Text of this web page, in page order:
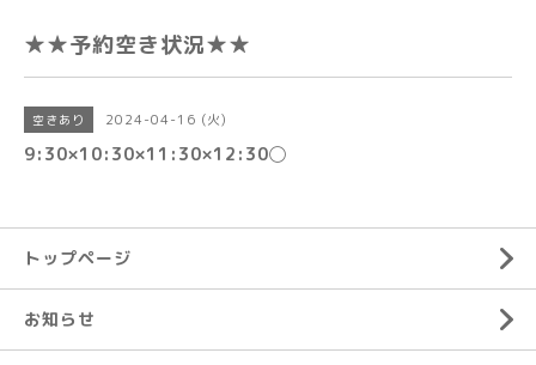
★★予約空き状況★★
空きあり 2024-04-16 (火)
9:30×10:30×11:30×12:30◯
トップページ
お知らせ